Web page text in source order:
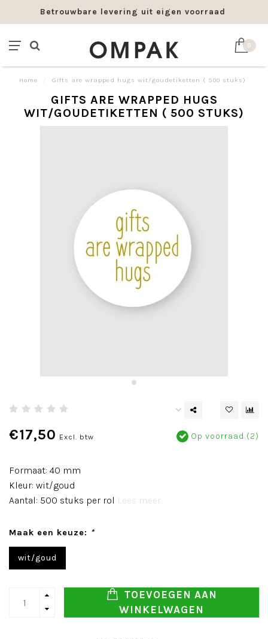
Betrouwbare levering uit eigen voorraad
0
Home Gifts are wrapped hugs wit/goudetiketten ( 500 stuks)
GIFTS ARE WRAPPED HUGS
WIT/GOUDETIKETTEN ( 500 STUKS)
€17,50 Excl. btw Op voorraad (2)
Formaat: 40 mm
Kleur: wit/goud
Aantal: 500 stuks per rol Lees meer..
Maak een keuze: *
wit/goud
TOEVOEGEN AAN
WINKELWAGEN